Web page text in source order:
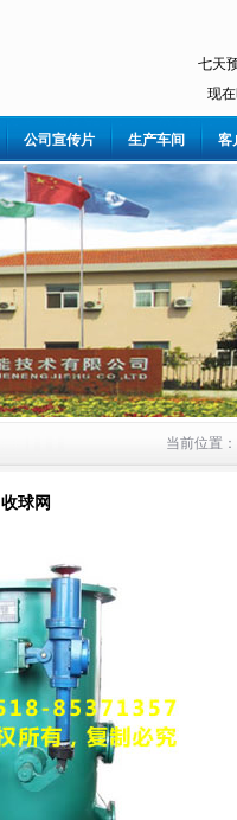
现
公司宣传片 生产车间 客
当前位置：
收球网